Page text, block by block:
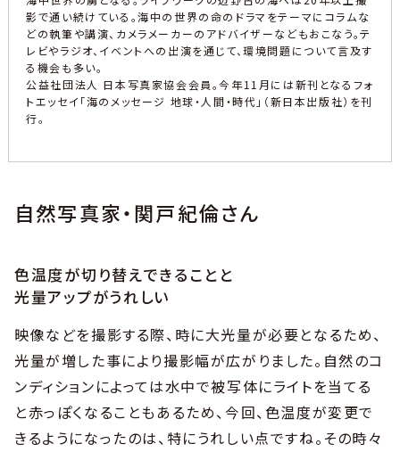
影で通い続けている。海中の世界の命のドラマをテーマにコラムな
どの執筆や講演、カメラメーカーのアドバイザーなどもおこなう。テ
レビやラジオ、イベントへの出演を通じて、環境問題について言及す
る機会も多い。
公益社団法人 日本写真家協会会員。今年11月には新刊となるフォ
トエッセイ「海のメッセージ 地球・人間・時代」（新日本出版社）を刊
行。
自然写真家・関戸紀倫さん
色温度が切り替えできることと
光量アップがうれしい
映像などを撮影する際、時に大光量が必要となるため、
光量が増した事により撮影幅が広がりました。自然のコ
ンディションによっては水中で被写体にライトを当てる
と赤っぽくなることもあるため、今回、色温度が変更で
きるようになったのは、特にうれしい点ですね。その時々